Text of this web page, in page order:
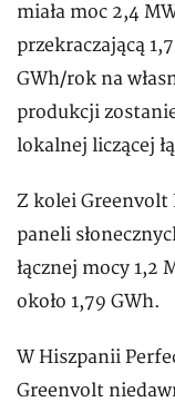
miała moc 2,4
przekraczającą
GWh/rok na
produkcji
lokalnej liczącej
Z kolei Greenvolt
paneli
łącznej mocy 1,2
około 1,79 GWh.
W Hiszpanii
Greenvolt